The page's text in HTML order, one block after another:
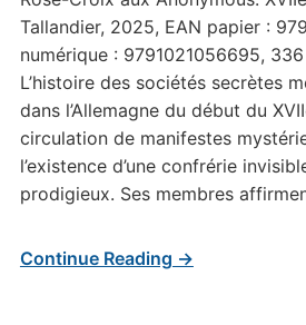
Tallandier, 2025, EAN papier :
numérique : 9791021056695,
L’histoire des sociétés secrètes
dans l’Allemagne du début du
circulation de manifestes
l’existence d’une confrérie
prodigieux. Ses membres
Continue Reading →